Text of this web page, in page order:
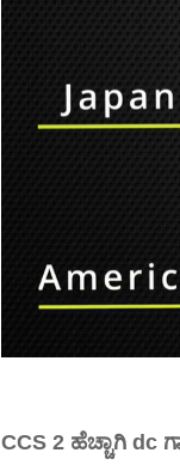
CCS 2 ಹೆಚ್ಚಾಗಿ dc